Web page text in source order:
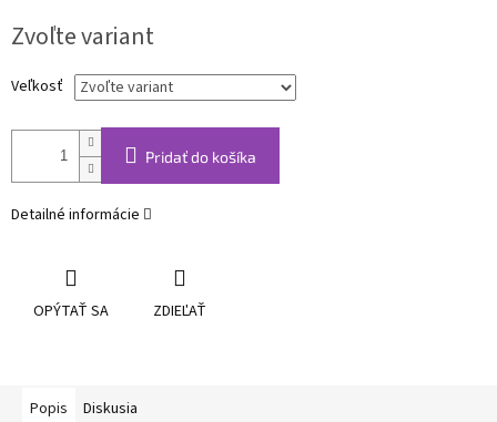
cena:
Zvoľte variant
Veľkosť
Pridať do košíka
Detailné informácie
OPÝTAŤ SA ZDIEĽAŤ
Popis Diskusia